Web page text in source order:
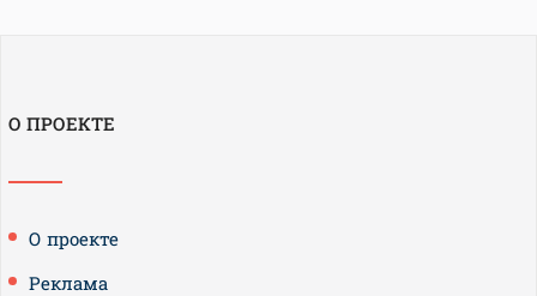
О ПРОЕКТЕ
О проекте
Реклама